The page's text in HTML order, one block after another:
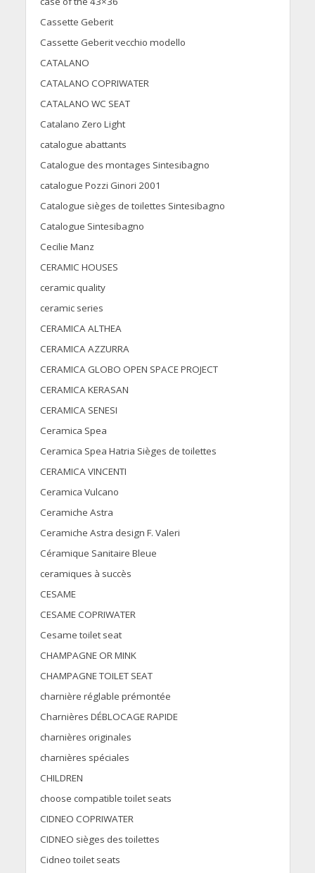
Cassette Geberit
Cassette Geberit vecchio modello
CATALANO
CATALANO COPRIWATER
CATALANO WC SEAT
Catalano Zero Light
catalogue abattants
Catalogue des montages Sintesibagno
catalogue Pozzi Ginori 2001
Catalogue sièges de toilettes Sintesibagno
Catalogue Sintesibagno
Cecilie Manz
CERAMIC HOUSES
ceramic quality
ceramic series
CERAMICA ALTHEA
CERAMICA AZZURRA
CERAMICA GLOBO OPEN SPACE PROJECT
CERAMICA KERASAN
CERAMICA SENESI
Ceramica Spea
Ceramica Spea Hatria Sièges de toilettes
CERAMICA VINCENTI
Ceramica Vulcano
Ceramiche Astra
Ceramiche Astra design F. Valeri
Céramique Sanitaire Bleue
ceramiques à succès
CESAME
CESAME COPRIWATER
Cesame toilet seat
CHAMPAGNE OR MINK
CHAMPAGNE TOILET SEAT
charnière réglable prémontée
Charnières DÉBLOCAGE RAPIDE
charnières originales
charnières spéciales
CHILDREN
choose compatible toilet seats
CIDNEO COPRIWATER
CIDNEO sièges des toilettes
Cidneo toilet seats